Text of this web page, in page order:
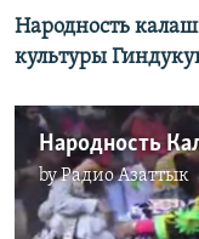
Народность
культуры
byРадио Азаттык